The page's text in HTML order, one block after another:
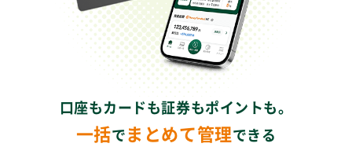
口座もカードも証券もポイントも。
一括でまとめて管理できる